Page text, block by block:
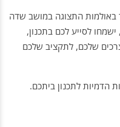
התצוגה במושב שדה
ישמחו לסייע לכם בתכנון,
שלכם, לתקציב שלכם
הדמיות לתכנון ביתכם.